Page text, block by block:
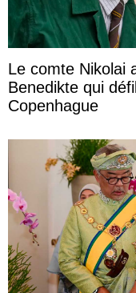
Le comte Nikolai
Benedikte qui
Copenhague